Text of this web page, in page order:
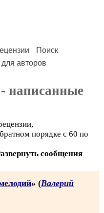
Поиск
авторов
- написанные
порядке с 60 по
сообщения
» (Валерий